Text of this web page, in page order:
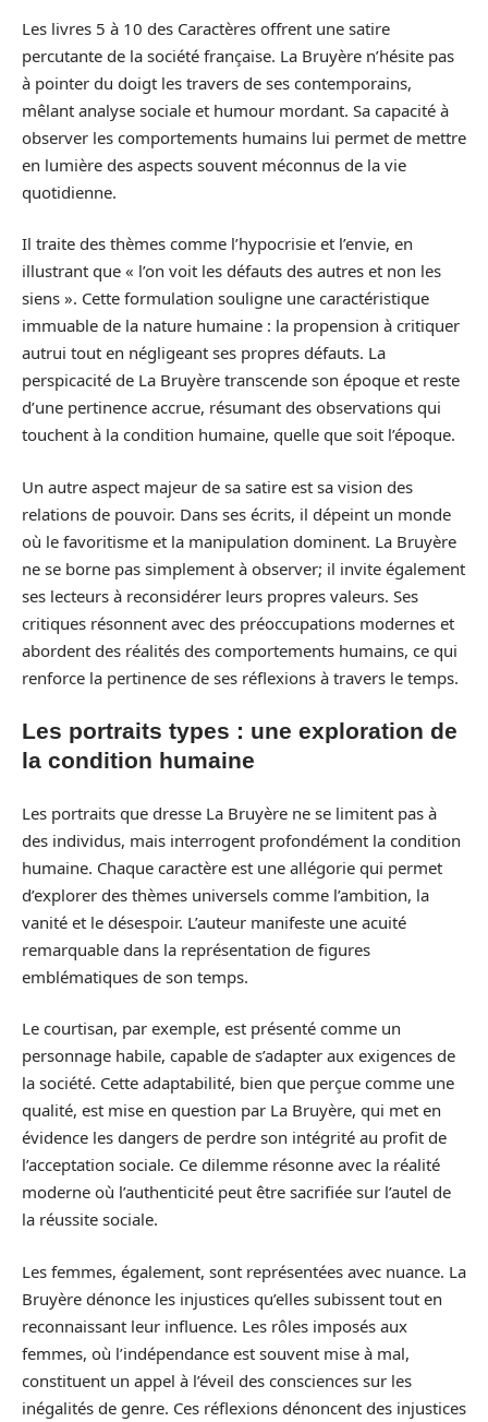
Les livres 5 à 10 des Caractères offrent une satire
percutante de la société française. La Bruyère n’hésite pas
à pointer du doigt les travers de ses contemporains,
mêlant analyse sociale et humour mordant. Sa capacité à
observer les comportements humains lui permet de mettre
en lumière des aspects souvent méconnus de la vie
quotidienne.
Il traite des thèmes comme l’hypocrisie et l’envie, en
illustrant que « l’on voit les défauts des autres et non les
siens ». Cette formulation souligne une caractéristique
immuable de la nature humaine : la propension à critiquer
autrui tout en négligeant ses propres défauts. La
perspicacité de La Bruyère transcende son époque et reste
d’une pertinence accrue, résumant des observations qui
touchent à la condition humaine, quelle que soit l’époque.
Un autre aspect majeur de sa satire est sa vision des
relations de pouvoir. Dans ses écrits, il dépeint un monde
où le favoritisme et la manipulation dominent. La Bruyère
ne se borne pas simplement à observer; il invite également
ses lecteurs à reconsidérer leurs propres valeurs. Ses
critiques résonnent avec des préoccupations modernes et
abordent des réalités des comportements humains, ce qui
renforce la pertinence de ses réflexions à travers le temps.
Les portraits types : une exploration de
la condition humaine
Les portraits que dresse La Bruyère ne se limitent pas à
des individus, mais interrogent profondément la condition
humaine. Chaque caractère est une allégorie qui permet
d’explorer des thèmes universels comme l’ambition, la
vanité et le désespoir. L’auteur manifeste une acuité
remarquable dans la représentation de figures
emblématiques de son temps.
Le courtisan, par exemple, est présenté comme un
personnage habile, capable de s’adapter aux exigences de
la société. Cette adaptabilité, bien que perçue comme une
qualité, est mise en question par La Bruyère, qui met en
évidence les dangers de perdre son intégrité au profit de
l’acceptation sociale. Ce dilemme résonne avec la réalité
moderne où l’authenticité peut être sacrifiée sur l’autel de
la réussite sociale.
Les femmes, également, sont représentées avec nuance. La
Bruyère dénonce les injustices qu’elles subissent tout en
reconnaissant leur influence. Les rôles imposés aux
femmes, où l’indépendance est souvent mise à mal,
constituent un appel à l’éveil des consciences sur les
inégalités de genre. Ces réflexions dénoncent des injustices